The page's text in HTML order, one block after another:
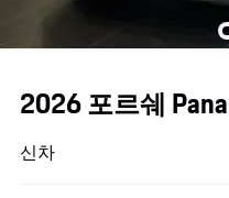
2026 포르쉐
신차